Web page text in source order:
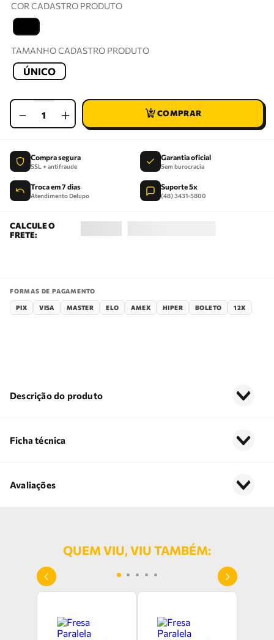
COR CADASTRO PRODUTO
TAMANHO CADASTRO PRODUTO
ÚNICO
＋
－
Compra segura
SSL + antifraude
Garantia oficial
Sem burocracia
Troca em 7 dias
Atendimento Delupo
Suporte 5x
(48) 3431-5800
FORMAS DE PAGAMENTO
PIX VISA MASTER ELO AMEX HIPER BOLETO 12X
Descrição do produto
Ficha técnica
Avaliações
QUEM VIU, VIU TAMBÉM: